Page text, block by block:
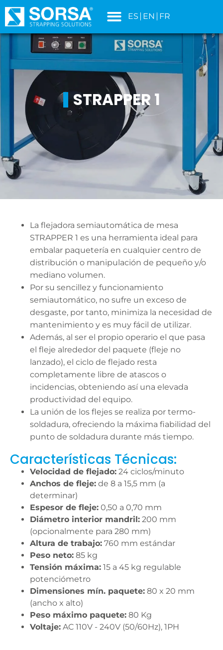
contenido
ES EN FR
STRAPPER 1
La flejadora semiautomática de mesa
STRAPPER 1 es una herramienta ideal para
embalar paquetería en cualquier centro de
distribución o manipulación de pequeño y/o
mediano volumen.
Por su sencillez y funcionamiento
semiautomático, no sufre un exceso de
desgaste, por tanto, minimiza la necesidad de
mantenimiento y es muy fácil de utilizar.
Además, al ser el propio operario el que pasa
el fleje alrededor del paquete (fleje no
lanzado), el ciclo de flejado resta
completamente libre de atascos o
incidencias, obteniendo así una elevada
productividad del equipo.
La unión de los flejes se realiza por termo-
soldadura, ofreciendo la máxima fiabilidad del
punto de soldadura durante más tiempo.
Características Técnicas:
Velocidad de flejado: 24 ciclos/minuto
Anchos de fleje: de 8 a 15,5 mm (a
determinar)
Espesor de fleje: 0,50 a 0,70 mm
Diámetro interior mandril: 200 mm
(opcionalmente para 280 mm)
Altura de trabajo: 760 mm estándar
Peso neto: 85 kg
Tensión máxima: 15 a 45 kg regulable
potenciómetro
Dimensiones mín. paquete: 80 x 20 mm
(ancho x alto)
Peso máximo paquete: 80 Kg
Voltaje: AC 110V - 240V (50/60Hz), 1PH